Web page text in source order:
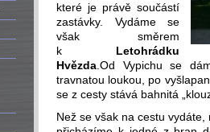
které je právě součástí
zastávky. Vydáme se
však směrem
k Letohrádku
Hvězda .Od Vypichu se
travnatou loukou, po
se z cesty stává bahnitá
Než se však na cestu